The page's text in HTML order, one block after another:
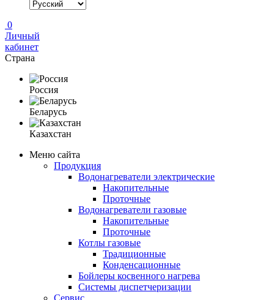
0
Личный
кабинет
Страна
Россия
Беларусь
Казахстан
Меню сайта
Продукция
Водонагреватели электрические
Накопительные
Проточные
Водонагреватели газовые
Накопительные
Проточные
Котлы газовые
Традиционные
Конденсационные
Бойлеры косвенного нагрева
Системы диспетчеризации
Сервис